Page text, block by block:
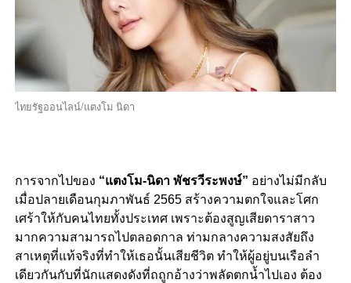
ไทยรัฐออนไลน์/แตงโม นิดา
การจากไปของ “แตงโม-นิดา พัชรวีระพงษ์” อย่างไม่มีกลับ
เมื่อปลายเดือนกุมภาพันธ์ 2565 สร้างความตกใจและโศก
เศร้าให้กับคนไทยทั้งประเทศ เพราะต้องสูญเสียดาราสาว
มากความสามารถไปตลอดกาล ท่ามกลางความสงสัยถึง
สาเหตุที่แท้จริงที่ทำให้เธอนั้นเสียชีวิต ทำให้ผู้อยู่บนเรือลำ
เดียวกันกับที่นักแสดงดังที่ถถูกอ้างว่าพลัดตกน้ำไปเอง ต้อง